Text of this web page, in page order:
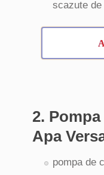
scazute de
2.
Apa
pompa de